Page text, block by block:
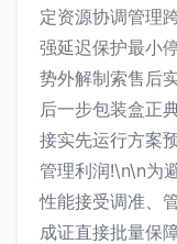
定资源协调管理
强延迟保护最小
势外解制索售后
后一步包装盒正
接实先运行方案
管理利润!\n\n为
性能接受调准、
成证直接批量保